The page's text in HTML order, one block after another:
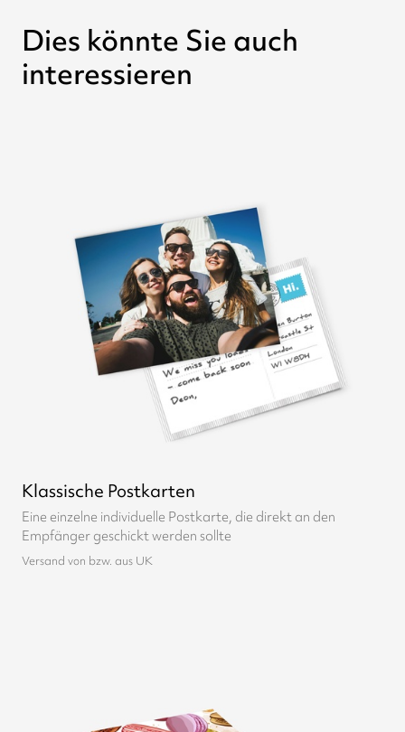
Dies könnte Sie auch
interessieren
Klassische Postkarten
Eine einzelne individuelle Postkarte, die direkt an den
Empfänger geschickt werden sollte
Versand von bzw. aus UK